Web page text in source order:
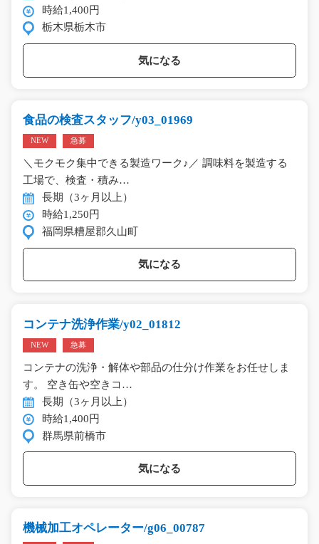
時給1,400円
栃木県栃木市
気になる
食品の検査スタッフ/y03_01969
NEW 急募
＼モクモク集中できる製造ワーク♪／ 調味料を製造する
工場で、検査・積み…
長期（3ヶ月以上）
時給1,250円
福岡県糟屋郡久山町
気になる
コンテナ洗浄作業/y02_01812
NEW 急募
コンテナの洗浄・解体や部品の仕分け作業をお任せしま
す。 空き缶や空きコ…
長期（3ヶ月以上）
時給1,400円
群馬県前橋市
気になる
機械加工オペレーター/g06_00787